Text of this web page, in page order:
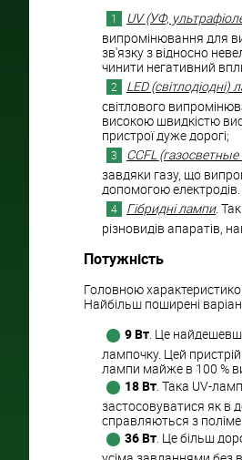
UV (УФ,
випромінювання для
зв'язку з відносно
чинити негативний
LED (світлодіодні)
світлового
високою швидкістю
пристрої дуже дорогі;
CCFL
завдяки газу, що
допомогою електродів.
Гібридні лампи.
різновидів апаратів,
Потужність
Головною
Найбільш поширені
9 Вт . Це
лампочку. Цей
лампи майже в 100 %
18 Вт . Така UV-
застосовуватися як в
справляються з
36 Вт . Це більш